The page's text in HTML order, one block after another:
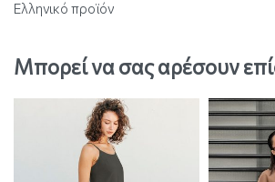
Ελληνικό προϊόν
Μπορεί να σας αρέσουν